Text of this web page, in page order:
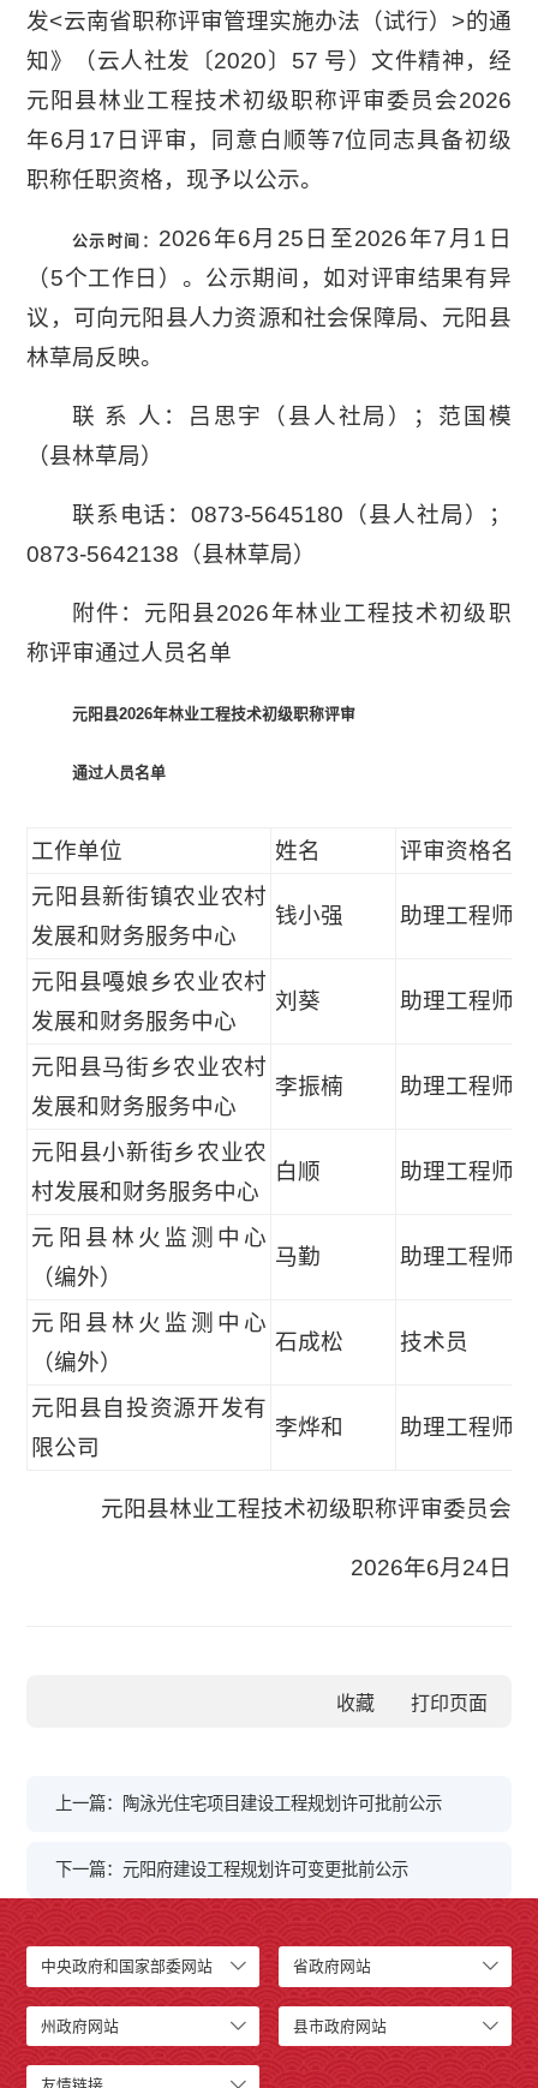
发<云南省职称评审管理实施办法（试行）>的通
知》（云人社发〔2020〕57 号）文件精神，经
元阳县林业工程技术初级职称评审委员会2026
年6月17日评审，同意白顺等7位同志具备初级
职称任职资格，现予以公示。
公示时间： 2026年6月25日至2026年7月1日
（5个工作日）。公示期间，如对评审结果有异
议，可向元阳县人力资源和社会保障局、元阳县
林草局反映。
联 系 人：吕思宇（县人社局）；范国模
（县林草局）
联系电话：0873-5645180（县人社局）；
0873-5642138（县林草局）
附件：元阳县2026年林业工程技术初级职
称评审通过人员名单
元阳县2026年林业工程技术初级职称评审
通过人员名单
工作单位 姓名
评审资格名称
元阳县新街镇农业农村
发展和财务服务中心
钱小强 助理工程师
元阳县嘠娘乡农业农村
发展和财务服务中心
刘葵 助理工程师
元阳县马街乡农业农村
发展和财务服务中心
李振楠 助理工程师
元阳县小新街乡农业农
村发展和财务服务中心
白顺 助理工程师
元阳县林火监测中心
（编外）
马勤 助理工程师
元阳县林火监测中心
（编外）
石成松 技术员
元阳县自投资源开发有
限公司
李烨和 助理工程师
元阳县林业工程技术初级职称评审委员会
2026年6月24日
收藏
上一篇：陶泳光住宅项目建设工程规划许可批前公示
下一篇：元阳府建设工程规划许可变更批前公示
中央政府和国家部委网站 省政府网站
州政府网站 县市政府网站